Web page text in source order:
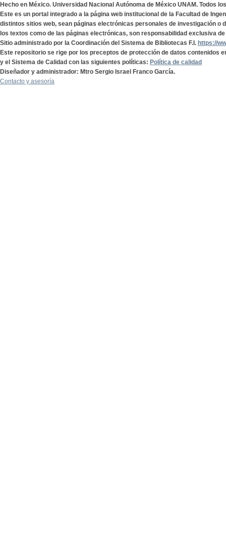
Hecho en México. Universidad Nacional Autónoma de México UNAM. Todos
Este es un portal integrado a la página web institucional de la Facultad de
distintos sitios web, sean páginas electrónicas personales de investigación o
los textos como de las páginas electrónicas, son responsabilidad exclusiva
Sitio administrado por la Coordinación del Sistema de Bibliotecas F.I. https://
Este repositorio se rige por los preceptos de protección de datos contenidos
y el Sistema de Calidad con las siguientes políticas: Política de calidad
Diseñador y administrador: Mtro Sergio Israel Franco García.
Contacto y asesoría